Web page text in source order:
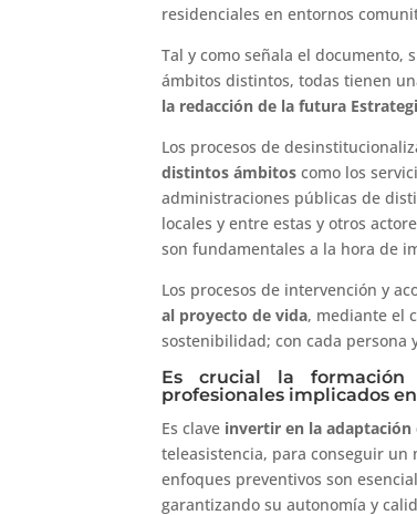
residenciales en entornos
Tal y como señala el
ámbitos distintos, todas tienen
la redacción de la futura
Los procesos de
distintos ámbitos como los
administraciones públicas de
locales y entre estas y otros
son fundamentales a la hora de
Los procesos de intervención y
al proyecto de vida, mediante el
sostenibilidad; con cada persona
Es crucial la formación
profesionales implicados
Es clave invertir en la
teleasistencia, para conseguir un
enfoques preventivos son
garantizando su autonomía y